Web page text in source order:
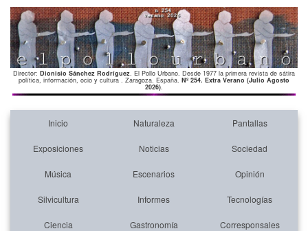
Director: Dionisio Sánchez Rodríguez. El Pollo Urbano. Desde 1977 la primera revista de sátira
política, información, ocio y cultura . Zaragoza. España. Nº 254. Extra Verano (Julio Agosto
2026).
Inicio Naturaleza Pantallas
Exposiciones Noticias Sociedad
Música Escenarios Opinión
Silvicultura Informes Tecnologías
Ciencia Gastronomía Corresponsales